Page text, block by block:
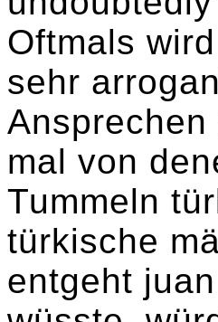
Oftmals
sehr
mal von
Tummeln
türkische
entgeht